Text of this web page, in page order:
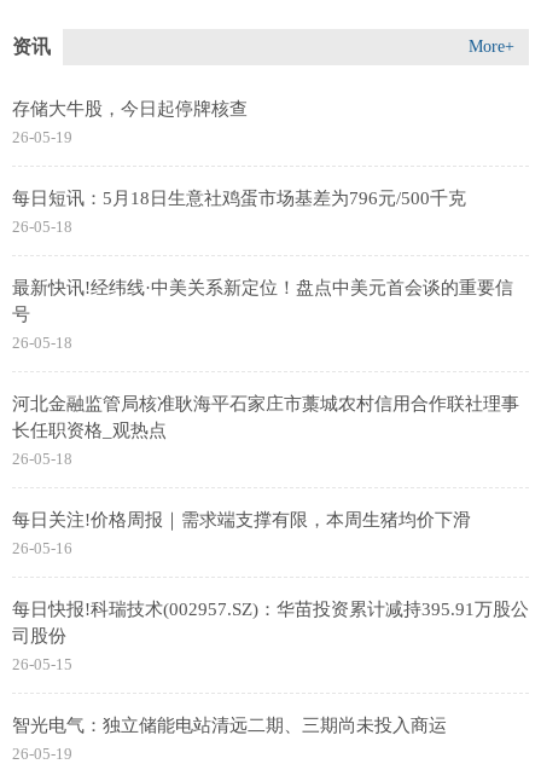
资讯 More+
存储大牛股，今日起停牌核查
26-05-19
每日短讯：5月18日生意社鸡蛋市场基差为796元/500千克
26-05-18
最新快讯!经纬线·中美关系新定位！盘点中美元首会谈的重要信
号
26-05-18
河北金融监管局核准耿海平石家庄市藁城农村信用合作联社理事
长任职资格_观热点
26-05-18
每日关注!价格周报｜需求端支撑有限，本周生猪均价下滑
26-05-16
每日快报!科瑞技术(002957.SZ)：华苗投资累计减持395.91万股公
司股份
26-05-15
智光电气：独立储能电站清远二期、三期尚未投入商运
26-05-19